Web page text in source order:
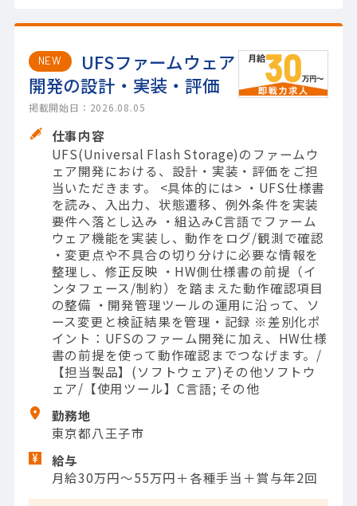
NEW
UFSファームウェア
開発の設計・実装・評価
掲載開始日：2026.08.05
仕事内容
UFS(Universal Flash Storage)のファームウ
ェア開発における、設計・実装・評価をご担
当いただきます。 <具体的には> ・UFS仕様書
を読み、入出力、状態遷移、例外条件を実装
要件へ落とし込み ・組込みC言語でファーム
ウェア機能を実装し、動作をログ/観測で確認
・変更点や不具合の切り分けに必要な情報を
整理し、修正反映 ・HW側仕様書の前提（イ
ンタフェース/制約）を踏まえた動作確認項目
の整備 ・開発管理ツールの運用に沿って、ソ
ース変更と検証結果を管理・記録 ※差別化ポ
イント：UFSのファーム開発に加え、HW仕様
書の前提を使って動作確認までつなげます。/
【担当製品】(ソフトウェア)その他ソフトウ
ェア/【使用ツール】C言語; その他
勤務地
東京都八王子市
給与
月給30万円～55万円＋各種手当＋賞与年2回